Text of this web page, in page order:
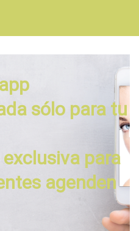
sólo para tu
para
agenden